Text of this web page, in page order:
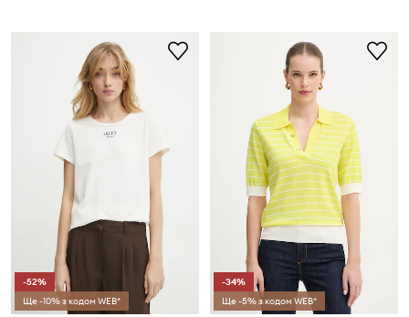
-52%
Ще -10% з кодом WEB*
-34%
Ще -5% з кодом WEB*